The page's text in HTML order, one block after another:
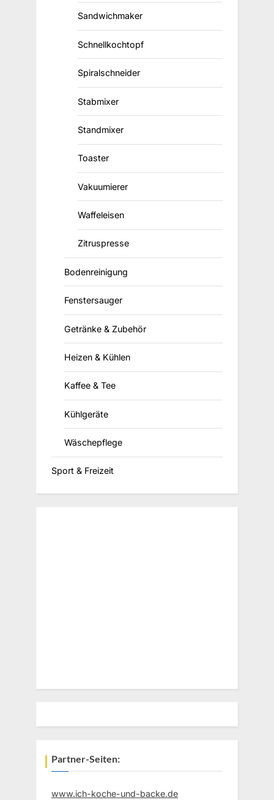
Sandwichmaker
Schnellkochtopf
Spiralschneider
Stabmixer
Standmixer
Toaster
Vakuumierer
Waffeleisen
Zitruspresse
Bodenreinigung
Fenstersauger
Getränke & Zubehör
Heizen & Kühlen
Kaffee & Tee
Kühlgeräte
Wäschepflege
Sport & Freizeit
Partner-Seiten:
www.ich-koche-und-backe.de